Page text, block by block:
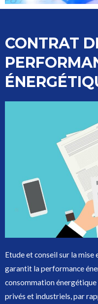
CONTRAT
Etude et conseil sur la mise
garantit la performance
consommation
privés et industriels, par